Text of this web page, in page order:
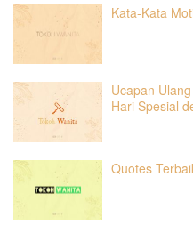
Kata-Kata
Ucapan
Hari Spesial
Quotes